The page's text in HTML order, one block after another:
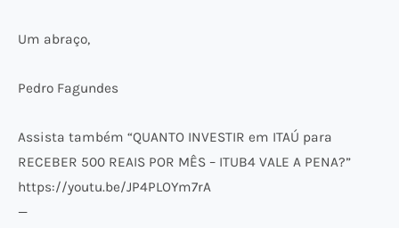
Um abraço,
Pedro Fagundes
Assista também “QUANTO INVESTIR em ITAÚ para
RECEBER 500 REAIS POR MÊS – ITUB4 VALE A PENA?”
https://youtu.be/JP4PLOYm7rA
—